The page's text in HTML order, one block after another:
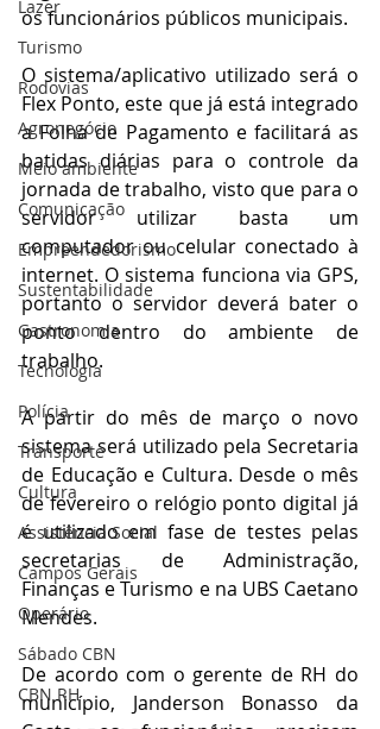
Lazer
Turismo
Rodovias
Agronegócio
Meio ambiente
Comunicação
Empreendedorismo
Sustentabilidade
Gastronomia
Tecnologia
Polícia
Transporte
Cultura
Assistência Social
Campos Gerais
Operário
Sábado CBN
CBN RH
os funcionários públicos municipais.
O sistema/aplicativo utilizado será o
Flex Ponto, este que já está integrado
a Folha de Pagamento e facilitará as
batidas diárias para o controle da
jornada de trabalho, visto que para o
servidor utilizar basta um
computador ou celular conectado à
internet. O sistema funciona via GPS,
portanto o servidor deverá bater o
ponto dentro do ambiente de
trabalho.
A partir do mês de março o novo
sistema será utilizado pela Secretaria
de Educação e Cultura. Desde o mês
de fevereiro o relógio ponto digital já
é utilizado em fase de testes pelas
secretarias de Administração,
Finanças e Turismo e na UBS Caetano
Mendes.
De acordo com o gerente de RH do
município, Janderson Bonasso da